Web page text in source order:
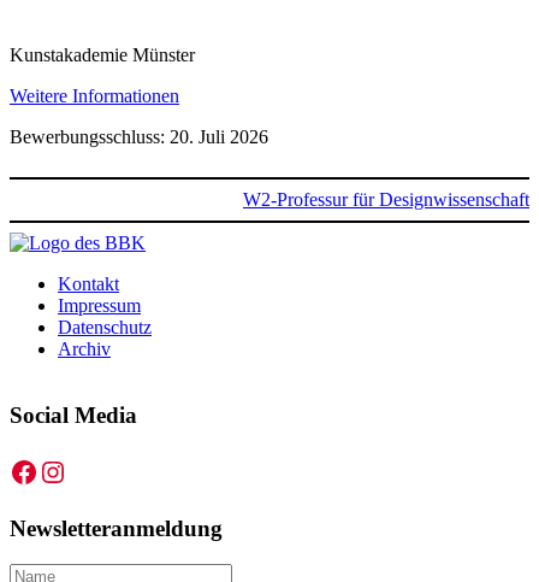
Kunstakademie Münster
Weitere Informationen
Bewerbungsschluss: 20. Juli 2026
W2-Professur für Designwissenschaft
Kontakt
Impressum
Datenschutz
Archiv
Social Media
Facebook
Instagram
Newsletteranmeldung